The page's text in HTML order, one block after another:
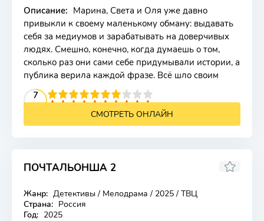
Описание: Марина, Света и Оля уже давно
привыкли к своему маленькому обману: выдавать
себя за медиумов и зарабатывать на доверчивых
людях. Смешно, конечно, когда думаешь о том,
сколько раз они сами себе придумывали истории, а
публика верила каждой фразе. Всё шло своим
7
4 5 6 7 8 9 10
СМОТРЕТЬ ОНЛАЙН
ПОЧТАЛЬОНША 2
Жанр: Детективы / Мелодрама / 2025 / ТВЦ
Страна: Россия
Год: 2025